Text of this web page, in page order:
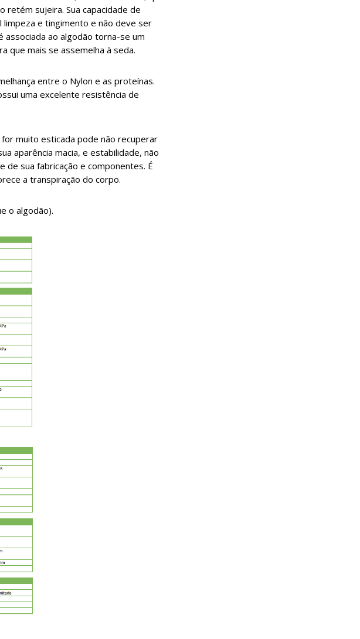
sujeira. Sua capacidade de
limpeza e tingimento e não deve ser
associada ao algodão torna-se um
que mais se assemelha à seda.
entre o Nylon e as proteínas.
uma excelente resistência de
muito esticada pode não recuperar
aparência macia, e estabilidade, não
de sua fabricação e componentes. É
a transpiração do corpo.
o algodão).